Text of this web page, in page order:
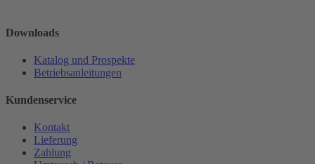
Downloads
Katalog und Prospekte
Betriebsanleitungen
Kundenservice
Kontakt
Lieferung
Zahlung